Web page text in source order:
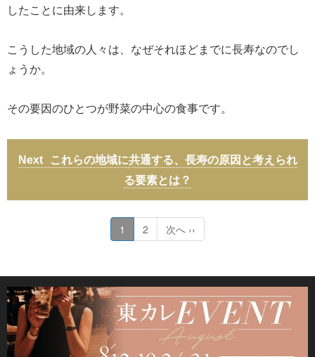
したことに由来します。
こうした地域の人々は、なぜそれほどまでに長寿なのでし
ょうか。
その要因のひとつが野菜の中心の食事です。
これらの地域に共通する、長寿の原因と考えられ
る要素とは？
1 2 次へ ››